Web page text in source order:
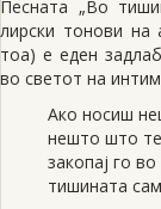
Песната „Во
лирски тонови на
тоа) е еден
во светот на
Ако носиш
нешто што
закопај го
тишината